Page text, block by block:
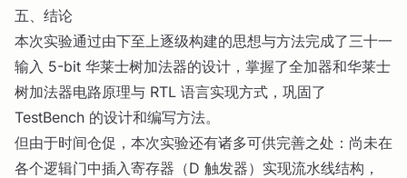
五、结论
本次实验通过由下至上逐级构建的思想与方法完成了三十一
输入 5-bit 华莱士树加法器的设计，掌握了全加器和华莱士
树加法器电路原理与 RTL 语言实现方式，巩固了
TestBench 的设计和编写方法。
但由于时间仓促，本次实验还有诸多可供完善之处：尚未在
各个逻辑门中插入寄存器（D 触发器）实现流水线结构，